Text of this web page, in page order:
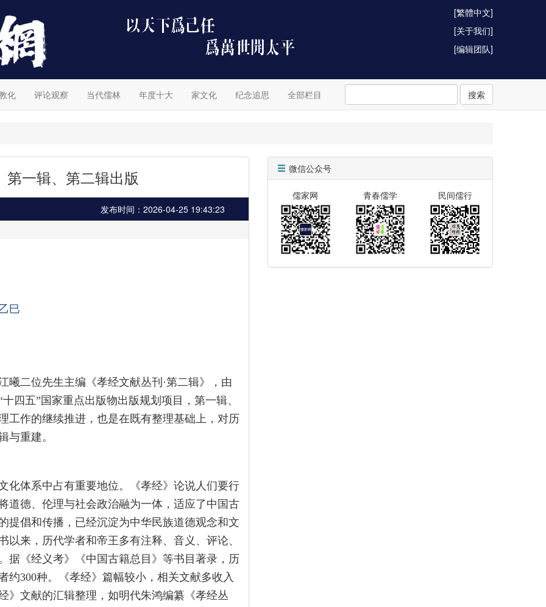
[繁體中文]
[关于我们]
[编辑团队]
化 评论观察 当代儒林 年度十大 家文化 纪念追思 全部栏目 搜索
第一辑、第二辑出版
发布时间：2026-04-25 19:43:23
巳
曦二位先生主编《孝经文献丛刊·第二辑》，由
四五”国家重点出版物出版规划项目，第一辑、
工作的继续推进，也是在既有整理基础上，对历
与重建。
化体系中占有重要地位。《孝经》论说人们要行
道德、伦理与社会政治融为一体，适应了中国古
提倡和传播，已经沉淀为中华民族道德观念和文
来，历代学者和帝王多有注释、音义、评论、
据《经义考》《中国古籍总目》等书目著录，历
约300种。《孝经》篇幅较小，相关文献多收入
》文献的汇辑整理，如明代朱鸿编纂《孝经丛
微信公众号
儒家网 青春儒学 民间儒行